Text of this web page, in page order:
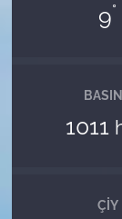
9°
1011
ÇIY